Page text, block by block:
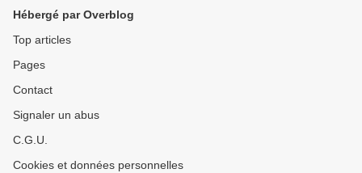
Hébergé par Overblog
Top articles
Pages
Contact
Signaler un abus
C.G.U.
Cookies et données personnelles